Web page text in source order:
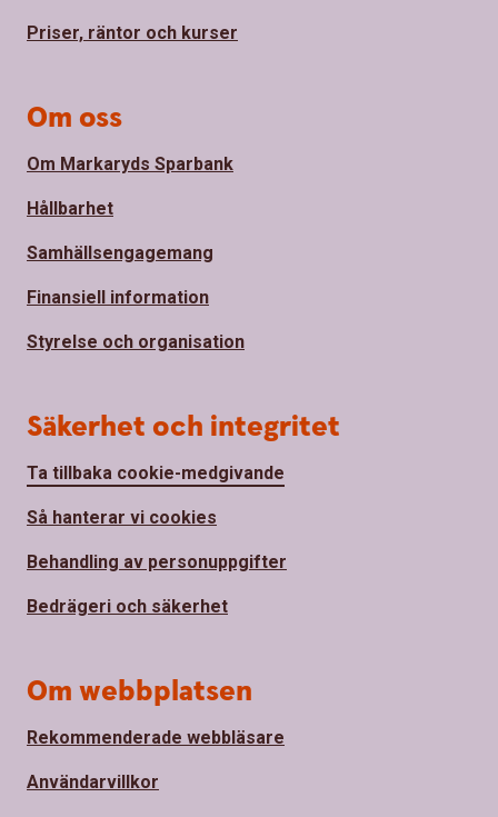
Priser, räntor och kurser
Om oss
Om Markaryds Sparbank
Hållbarhet
Samhällsengagemang
Finansiell information
Styrelse och organisation
Säkerhet och integritet
Ta tillbaka cookie-medgivande
Så hanterar vi cookies
Behandling av personuppgifter
Bedrägeri och säkerhet
Om webbplatsen
Rekommenderade webbläsare
Användarvillkor